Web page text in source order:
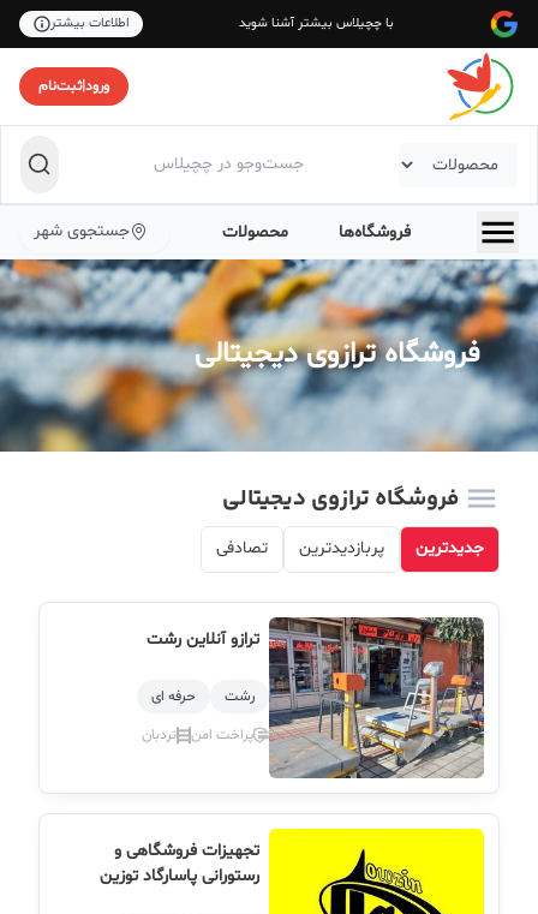
با چچیلاس بیشتر آشنا شوید اطلاعات بیشتر
ورود|ثبت‌نام
فروشگاه‌ها محصولات جستجوی شهر
فروشگاه ترازوی دیجیتالی
فروشگاه ترازوی دیجیتالی
جدیدترین پربازدیدترین تصادفی
ترازو آنلاین رشت
رشت
حرفه ای
پراخت امن
نردبان
تجهیزات فروشگاهی و
رستورانی پاسارگاد توزین